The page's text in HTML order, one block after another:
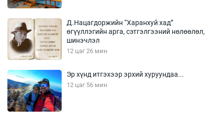
Д.Нацагдоржийн “Харанхуй хад”
өгүүллэгийн арга, сэтгэлгээний нөлөөлөл,
шинэчлэл
12 цаг 26 мин
Эр хүнд итгэхээр эрхий хуруундаа...
12 цаг 56 мин